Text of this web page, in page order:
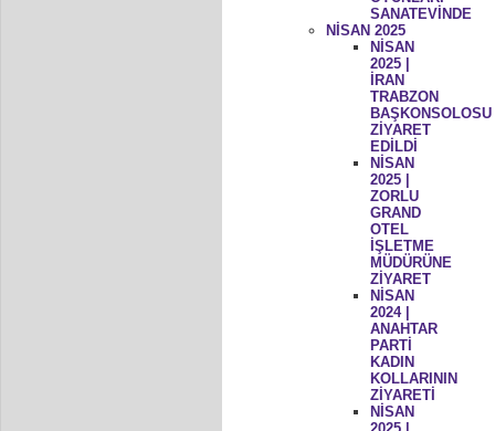
SANATEVİNDE
NİSAN 2025
NİSAN
2025 |
İRAN
TRABZON
BAŞKONSOLOSU
ZİYARET
EDİLDİ
NİSAN
2025 |
ZORLU
GRAND
OTEL
İŞLETME
MÜDÜRÜNE
ZİYARET
NİSAN
2024 |
ANAHTAR
PARTİ
KADIN
KOLLARININ
ZİYARETİ
NİSAN